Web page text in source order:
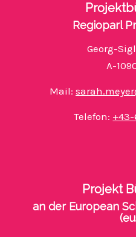
Regioparl
Georg-
A-
Mail:
Telefon: +43-
Projekt
an der European